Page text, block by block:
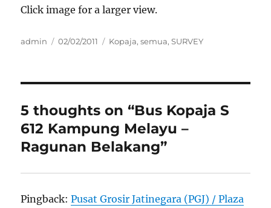
Click image for a larger view.
Author
admin
Posted
02/02/2011 Categories
Kopaja,semua,SURVEY
5 thoughts on “Bus Kopaja S
612 Kampung Melayu –
Ragunan Belakang”
Pingback:Pusat Grosir Jatinegara (PGJ) / Plaza